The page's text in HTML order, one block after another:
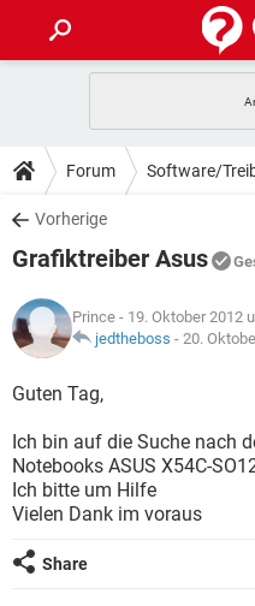
ANDROID
WINDOWS 10
WHATSAPP
FACEBOOK
TIPPS & TRICKS
SPIELE
WHATSAPP
FACEBOOK
DOWNLOADS
SPIELE
ANDROID
WINDOWS 10
WHATSAPP
SPIELE
ANDROID
WINDOWS 10
WHATSAPP
FACEBOOK
LEXIKON
SPIELE
WINDOWS 10
WHATSAPP
FACEBOOK
Forum Software/
Vorherige
Grafiktreiber Asus
Prince - 19. Oktober 2012
jedtheboss - 20.
Guten Tag,
Ich bin auf die Suche nach
Notebooks ASUS X54C-
Ich bitte um Hilfe
Vielen Dank im voraus
Share